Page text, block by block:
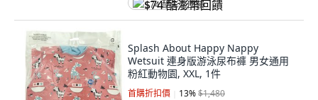
$74 酷澎幣回饋
Splash About Happy Nappy
Wetsuit 連身版游泳尿布褲 男女通用
粉紅動物園, XXL, 1件
首購折扣價 13%$1,480